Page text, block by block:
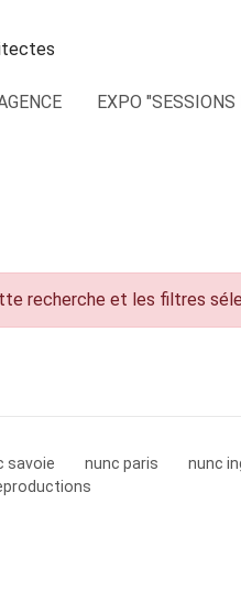
EXPO "SESSIONS
recherche et les filtres
savoie nunc paris
nunc